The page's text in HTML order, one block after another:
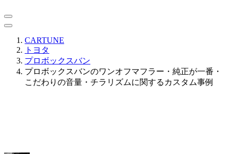
CARTUNE
トヨタ
プロボックスバン
プロボックスバンのワンオフマフラー・純正が一番・
こだわりの音量・チラリズムに関するカスタム事例